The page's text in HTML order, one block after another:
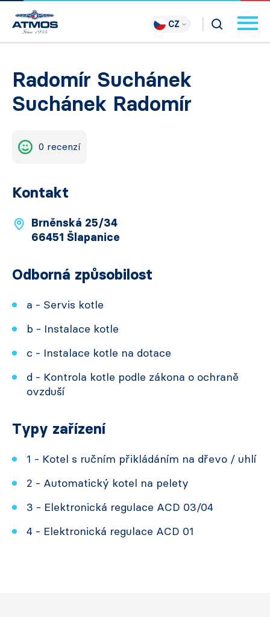
CZ
Radomír Suchánek
Suchánek Radomír
0 recenzí
Kontakt
Brněnská 25/34
66451 Šlapanice
Odborná způsobilost
a - Servis kotle
b - Instalace kotle
c - Instalace kotle na dotace
d - Kontrola kotle podle zákona o ochraně
ovzduší
Typy zařízení
1 - Kotel s ručním přikládáním na dřevo / uhlí
2 - Automatický kotel na pelety
3 - Elektronická regulace ACD 03/04
4 - Elektronická regulace ACD 01